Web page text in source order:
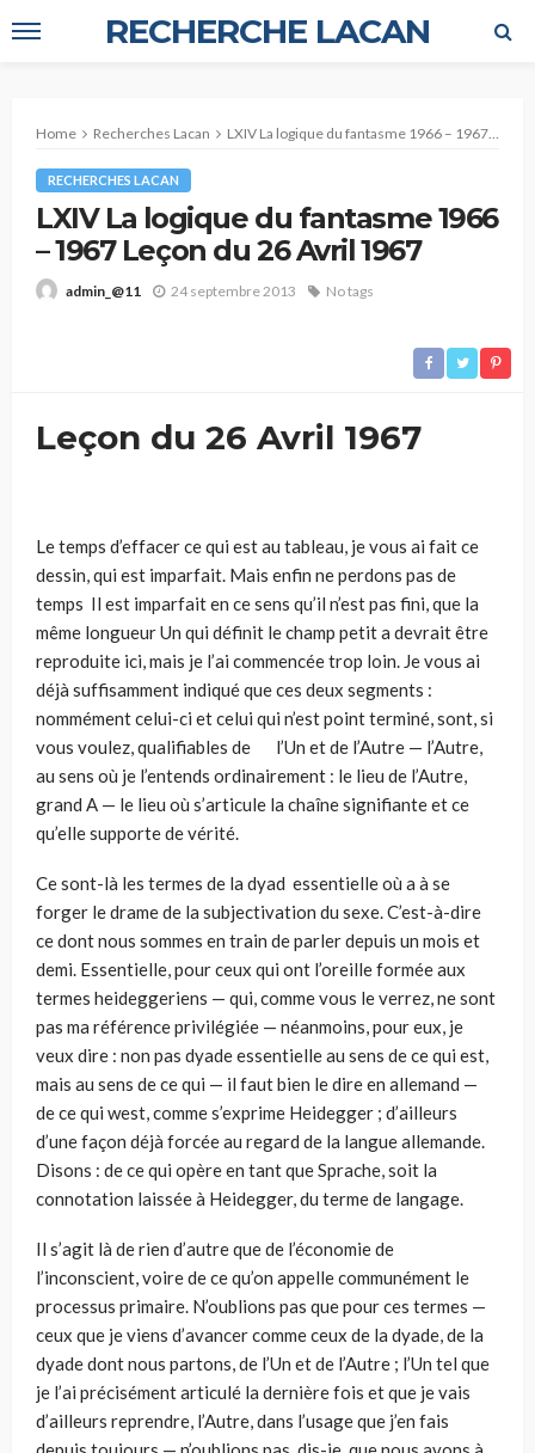
RECHERCHE LACAN
Home Recherches Lacan LXIV La logique du fantasme 1966 – 1967 Leçon du 26 Avril 1967
RECHERCHES LACAN
LXIV La logique du fantasme 1966
– 1967 Leçon du 26 Avril 1967
admin_@11 24 septembre 2013 No tags
Leçon du 26 Avril 1967
Le temps d’effacer ce qui est au tableau, je vous ai fait ce
dessin, qui est imparfait. Mais enfin ne perdons pas de
temps Il est imparfait en ce sens qu’il n’est pas fini, que la
même longueur Un qui définit le champ petit a devrait être
reproduite ici, mais je l’ai commencée trop loin. Je vous ai
déjà suffisamment indiqué que ces deux segments :
nommément celui-ci et celui qui n’est point terminé, sont, si
vous voulez, qualifiables de l’Un et de l’Autre — l’Autre,
au sens où je l’entends ordinairement : le lieu de l’Autre,
grand A — le lieu où s’articule la chaîne signifiante et ce
qu’elle supporte de vérité.
Ce sont-là les termes de la dyad essentielle où a à se
forger le drame de la subjectivation du sexe. C’est-à-dire
ce dont nous sommes en train de parler depuis un mois et
demi. Essentielle, pour ceux qui ont l’oreille formée aux
termes heideggeriens — qui, comme vous le verrez, ne sont
pas ma référence privilégiée — néanmoins, pour eux, je
veux dire : non pas dyade essentielle au sens de ce qui est,
mais au sens de ce qui — il faut bien le dire en allemand —
de ce qui west, comme s’exprime Heidegger ; d’ailleurs
d’une façon déjà forcée au regard de la langue allemande.
Disons : de ce qui opère en tant que Sprache, soit la
connotation laissée à Heidegger, du terme de langage.
Il s’agit là de rien d’autre que de l’économie de
l’inconscient, voire de ce qu’on appelle communément le
processus primaire. N’oublions pas que pour ces termes —
ceux que je viens d’avancer comme ceux de la dyade, de la
dyade dont nous partons, de l’Un et de l’Autre ; l’Un tel que
je l’ai précisément articulé la dernière fois et que je vais
d’ailleurs reprendre, l’Autre, dans l’usage que j’en fais